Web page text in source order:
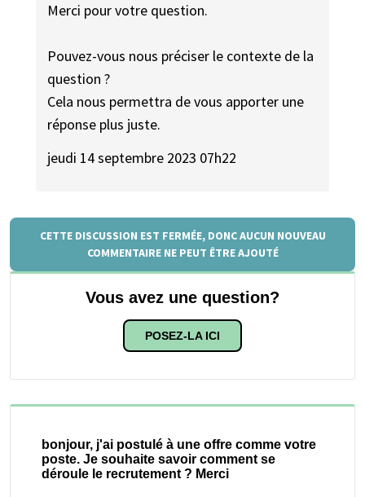
Merci pour votre question.
Pouvez-vous nous préciser le contexte de la
question ?
Cela nous permettra de vous apporter une
réponse plus juste.
jeudi 14 septembre 2023 07h22
CETTE DISCUSSION EST FERMÉE, DONC AUCUN NOUVEAU
COMMENTAIRE NE PEUT ÊTRE AJOUTÉ
Vous avez une question?
POSEZ-LA ICI
bonjour, j'ai postulé à une offre comme votre
poste. Je souhaite savoir comment se
déroule le recrutement ? Merci